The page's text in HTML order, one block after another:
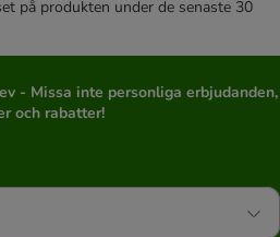
på produkten under de senaste 30
- Missa inte personliga erbjudanden,
och rabatter!